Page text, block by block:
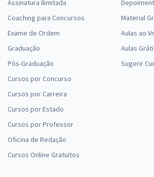
Assinatura Ilimitada
Coaching para Concursos
Exame de Ordem
Graduação
Pós-Graduação
Cursos por Concurso
Cursos por Carreira
Cursos por Estado
Cursos por Professor
Oficina de Redação
Cursos Online Gratuitos
Material
Aulas ao
Aulas
Sugerir